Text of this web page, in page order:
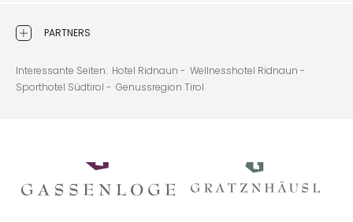
PARTNERS
Interessante Seiten: Hotel Ridnaun - Wellnesshotel Ridnaun -
Sporthotel Südtirol - Genussregion Tirol